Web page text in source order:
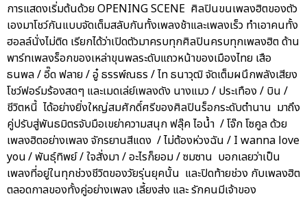
การแสดงเริ่มต้นด้วย OPENING SCENE ศิลปินขนเพลงฮิตของตัว
เองมาโชว์กันแบบจัดเต็มสลับกันทั้งเพลงช้าและเพลงเร็ว ทำเอาคนทั้ง
ฮอลล์นั่งไม่ติด เรียกได้ว่าเปิดตัวมาครบทุกศิลปินครบทุกเพลงฮิต ด้าน
พาร์ทเพลงร็อกของเหล่าขุนพลระดับแถวหน้าของเมืองไทย เสือ
ธนพล / อี๊ด ฟลาย / อู๋ ธรรพ์ณธร / ไท ธนาวุฒิ จัดเต็มผนึกพลังเสียง
โชว์ฟอร์มร้องสดๆ และเมดเล่ย์เพลงดัง นางแมว / ประเทือง / บิน /
ชีวิตหนี้ ได้อย่างยิ่งใหญ่สมศักดิ์ศรีของศิลปินร็อกระดับตำนาน มาถึง
คู่ปรับสู่พันธมิตรจับมือเขย่าความสนุก ฟลุ๊ค ไอน้ำ / โจ๊ก โซคูล ด้วย
เพลงฮิตอย่างเพลง จักรยานสีแดง / ไม่ต้องห่วงฉัน / I wanna love
you / พันธุ์ทิพย์ / ใจสั่งมา / อะไรก็ยอม / ซมซาน บอกเลยว่าเป็น
เพลงที่อยู่ในทุกช่วงชีวิตของวัยรุ่นยุคนั้น และปิดท้ายช่วง กับเพลงฮิต
ตลอดกาลของทั้งคู่อย่างเพลง เลี้ยงส่ง และ รักคนมีเจ้าของ